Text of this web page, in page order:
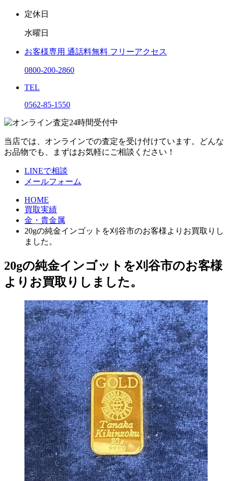
定休日
水曜日
お客様専用 通話料無料 フリーアクセス
0800-200-2860
TEL
0562-85-1550
当店では、オンラインでの査定を受け付けています。どんな
お品物でも、まずはお気軽にご相談ください！
LINEで相談
メールフォーム
HOME
買取実績
金・貴金属
20gの純金インゴットを刈谷市のお客様よりお買取りし
ました。
20gの純金インゴットを刈谷市のお客様
よりお買取りしました。